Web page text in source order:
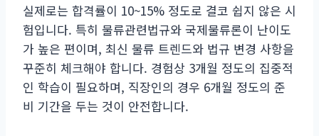
실제로는 합격률이 10~15% 정도로 결코 쉽지 않은 시
험입니다. 특히 물류관련법규와 국제물류론이 난이도
가 높은 편이며, 최신 물류 트렌드와 법규 변경 사항을
꾸준히 체크해야 합니다. 경험상 3개월 정도의 집중적
인 학습이 필요하며, 직장인의 경우 6개월 정도의 준
비 기간을 두는 것이 안전합니다.